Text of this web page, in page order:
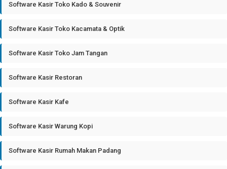
Software Kasir Toko Kado & Souvenir
Software Kasir Toko Kacamata & Optik
Software Kasir Toko Jam Tangan
Software Kasir Restoran
Software Kasir Kafe
Software Kasir Warung Kopi
Software Kasir Rumah Makan Padang